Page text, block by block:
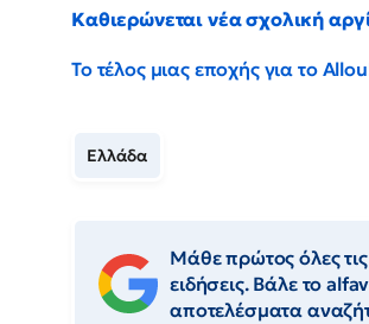
Καθιερώνεται νέα σχολική
Το τέλος μιας εποχής για το
Ελλάδα
Μάθε πρώτος όλες
ειδήσεις. Βάλε το
αποτελέσματα